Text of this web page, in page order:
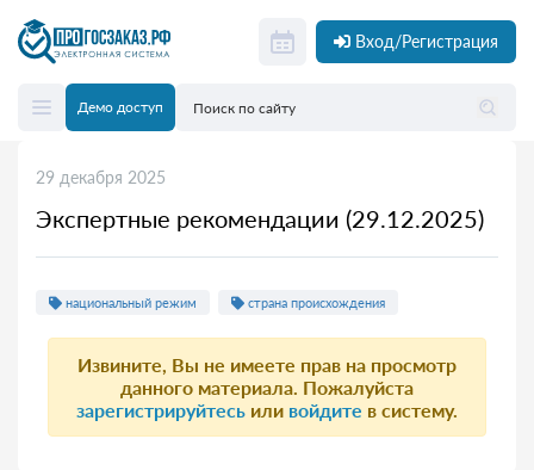
Вход/Регистрация
Демо доступ
29 декабря 2025
Экспертные рекомендации (29.12.2025)
национальный режим страна происхождения
Извините, Вы не имеете прав на просмотр
данного материала. Пожалуйста
зарегистрируйтесь или войдите в систему.